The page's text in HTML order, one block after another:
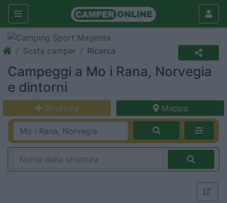
Sosta camper Ricerca
Campeggi a Mo i Rana, Norvegia
e dintorni
Struttura Mappa